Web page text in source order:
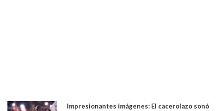
Impresionantes imágenes: El cacerolazo sonó